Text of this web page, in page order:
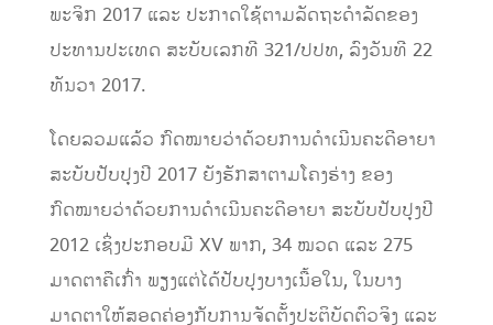
ພະຈິກ 2017 ແລະ ປະກາດໃຊ້ຕາມລັດຖະດໍາລັດຂອງ
ປະທານປະເທດ ສະບັບເລກທີ 321/ປປທ, ລົງວັນທີ 22
ທັນວາ 2017.
ໂດຍລວມແລ້ວ ກົດໝາຍວ່າດ້ວຍການດໍາເນີນຄະດີອາຍາ
ສະບັບປັບປຸງປີ 2017 ຍັງຮັກສາຕາມໂຄງຮ່າງ ຂອງ
ກົດໝາຍວ່າດ້ວຍການດໍາເນີນຄະດີອາຍາ ສະບັບປັບປຸງປີ
2012 ເຊິ່ງປະກອບມີ XV ພາກ, 34 ໝວດ ແລະ 275
ມາດຕາຄືເກົ່າ ພຽງແຕ່ໄດ້ປັບປຸງບາງເນື້ອໃນ, ໃນບາງ
ມາດຕາໃຫ້ສອດຄ່ອງກັບການຈັດຕັ້ງປະຕິບັດຕົວຈິງ ແລະ